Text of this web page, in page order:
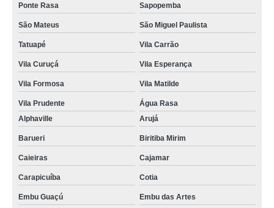
Ponte Rasa Sapopemba
São Mateus São Miguel Paulista
Tatuapé Vila Carrão
Vila Curuçá Vila Esperança
Vila Formosa Vila Matilde
Vila Prudente
Água Rasa
Alphaville
Arujá
Barueri Biritiba Mirim
Caieiras Cajamar
Carapicuíba Cotia
Embu Guaçú Embu das Artes